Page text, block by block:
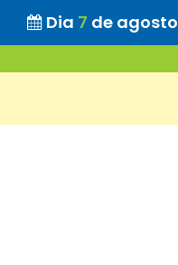
Dia 7 de agosto